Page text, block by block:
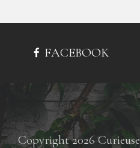
FACEBOOK
Copyright 2026